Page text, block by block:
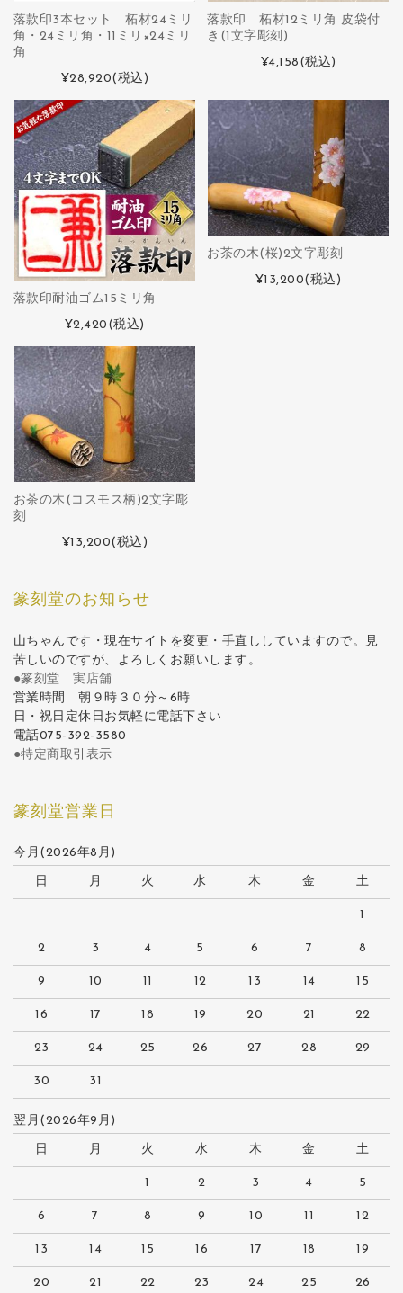
落款印3本セット 柘材24ミリ
角・24ミリ角・11ミリ×24ミリ
角
¥28,920(税込)
落款印 柘材12ミリ角 皮袋付
き(1文字彫刻)
¥4,158 (税込)
落款印耐油ゴム15ミリ角
¥2,420 (税込)
お茶の木(桜)2文字彫刻
¥13,200(税込)
お茶の木(コスモス柄)2文字彫
刻
¥13,200(税込)
篆刻堂のお知らせ
山ちゃんです・現在サイトを変更・手直ししていますので。見
苦しいのですが、よろしくお願いします。
●篆刻堂 実店舗
営業時間 朝９時３０分～6時
日・祝日定休日お気軽に電話下さい
電話075-392-3580
●特定商取引表示
篆刻堂営業日
今月(2026年8月)
日 月 火 水 木 金 土
1
2 3 4 5 6 7 8
9 10 11 12 13 14 15
16 17 18 19 20 21 22
23 24 25 26 27 28 29
30 31
翌月(2026年9月)
日 月 火 水 木 金 土
1 2 3 4 5
6 7 8 9 10 11 12
13 14 15 16 17 18 19
20 21 22 23 24 25 26